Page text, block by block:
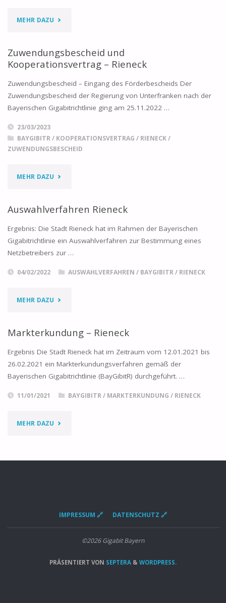
MEHR DAZU "BRANCHENDIALOG
Zuwendungsbescheid und
Kooperationsvertrag – Rieneck
Zuwendungsbescheid – Eingang des Förderbescheids Der
Zuwendungsbescheid der Regierung von Unterfranken nach der
Bayerischen Gigabitrichtlinie ging am 25.11.2022 …
23/03/2023
BAYGIBITR/ KOOPERATIONSVERTRAG / RIENECK/
ZUWENDUNGSBESCHEID
MEHR DAZU "ZUWENDUNGSBESCHEID
RIENECK"
Auswahlverfahren Rieneck
Ergebnis: Die Stadt Rieneck hat im Rahmen der Bayerischen
Gigabitrichtlinie ein Auswahlverfahren zur Bestimmung eines
Netzbetreibers zur …
04/02/2022 AUSWAHLVERFAHREN / BAYGIBITR/ RIENECK
MEHR DAZU "AUSWAHLVERFAHREN
Markterkundung – Rieneck
Ergebnis Die Stadt Rieneck hat im Zeitraum vom 12.01.2021 bis
26.02.2021 ein Markterkundungsverfahren gemäß der
Bayerischen Gigabitrichtlinie (BayGibitR) durchgeführt. …
11/01/2021 BAYGIBITR/ MARKTERKUNDUNG / RIENECK
MEHR DAZU "MARKTERKUNDUNG
RIENECK"
IMPRESSUM 🔗 DATENSCHUTZ 🔗
©2026 Gigabit Bayern
PRÄSENTIERT VON SEPTERA & WORDPRESS.